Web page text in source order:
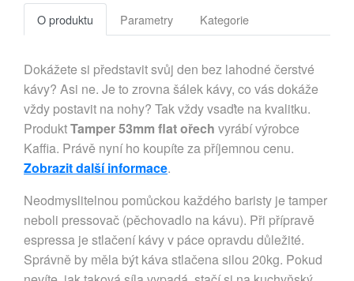
O produktu Parametry Kategorie
Dokážete si představit svůj den bez lahodné čerstvé
kávy? Asi ne. Je to zrovna šálek kávy, co vás dokáže
vždy postavit na nohy? Tak vždy vsaďte na kvalitku.
ProduktTamper 53mm flat ořech vyrábí výrobce
Kaffia. Právě nyní ho koupíte za příjemnou cenu.
Zobrazit další informace.
Neodmyslitelnou pomůckou každého baristy je tamper
neboli pressovač (pěchovadlo na kávu). Při přípravě
espressa je stlačení kávy v páce opravdu důležité.
Správně by měla být káva stlačena silou 20kg. Pokud